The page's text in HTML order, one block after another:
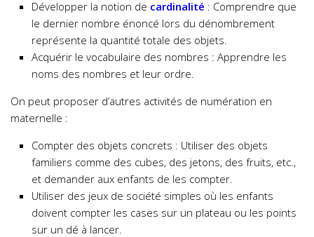
Développer la notion de cardinalité : Comprendre que
le dernier nombre énoncé lors du dénombrement
représente la quantité totale des objets.
Acquérir le vocabulaire des nombres : Apprendre les
noms des nombres et leur ordre.
On peut proposer d’autres activités de numération en
maternelle :
Compter des objets concrets : Utiliser des objets
familiers comme des cubes, des jetons, des fruits, etc.,
et demander aux enfants de les compter.
Utiliser des jeux de société simples où les enfants
doivent compter les cases sur un plateau ou les points
sur un dé à lancer.